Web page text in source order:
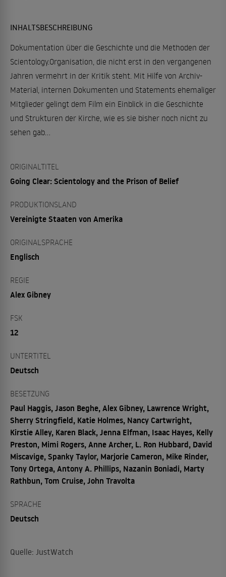
INHALTSBESCHREIBUNG
Dokumentation über die Geschichte und die Methoden der
Scientology.Organisation, die nicht erst in den vergangenen
Jahren vermehrt in der Kritik steht. Mit Hilfe von Archiv-
Material, internen Dokumenten und Statements ehemaliger
Mitglieder gelingt dem Film ein Einblick in die Geschichte
und Strukturen der Kirche, wie es sie bisher noch nicht zu
sehen gab...
ORIGINALTITEL
Going Clear: Scientology and the Prison of Belief
PRODUKTIONSLAND
Vereinigte Staaten von Amerika
ORIGINALSPRACHE
Englisch
REGIE
Alex Gibney
FSK
12
UNTERTITEL
Deutsch
BESETZUNG
Paul Haggis, Jason Beghe, Alex Gibney, Lawrence Wright,
Sherry Stringfield, Katie Holmes, Nancy Cartwright,
Kirstie Alley, Karen Black, Jenna Elfman, Isaac Hayes, Kelly
Preston, Mimi Rogers, Anne Archer, L. Ron Hubbard, David
Miscavige, Spanky Taylor, Marjorie Cameron, Mike Rinder,
Tony Ortega, Antony A. Phillips, Nazanin Boniadi, Marty
Rathbun, Tom Cruise, John Travolta
SPRACHE
Deutsch
Quelle: JustWatch